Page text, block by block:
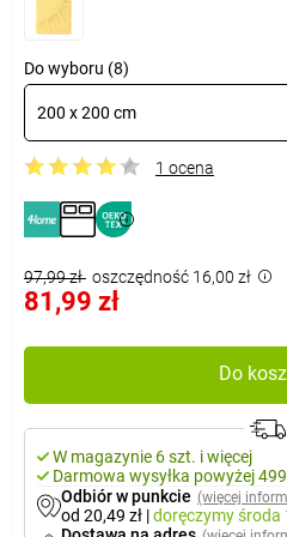
Do wyboru (8)
200 x 200 cm
1 ocena
97,99 zł oszczędność 16,00 zł
81,99 zł
Do
W magazynie 6 szt. i więcej
Darmowa wysyłka powyżej
Odbiór w punkcie (więcej
od 20,49 zł |doręczymyśroda